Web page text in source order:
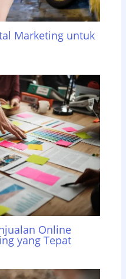
Marketing untuk
Online
yang Tepat